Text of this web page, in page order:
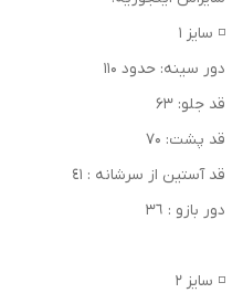
◽ سایز ۱
دور سینه: حدود ۱۱۰
قد جلو: ۶۳
قد پشت: ۷۰
قد آستين از سرشانه : ٤١
دور بازو : ٣٦
◽ سایز ۲